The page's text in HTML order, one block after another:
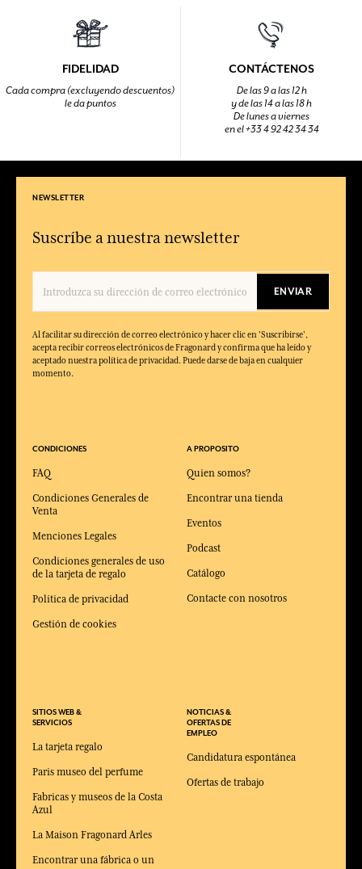
FIDELIDAD
Cada compra (excluyendo descuentos)
le da puntos
CONTÁCTENOS
De las 9 a las 12 h
y de las 14 a las 18 h
De lunes a viernes
en el +33 4 92 42 34 34
NEWSLETTER
Suscríbe a nuestra newsletter
ENVIAR
Al facilitar su dirección de correo electrónico y hacer clic en 'Suscribirse',
acepta recibir correos electrónicos de Fragonard y confirma que ha leído y
aceptado nuestra política de privacidad. Puede darse de baja en cualquier
momento.
CONDICIONES
FAQ
Condiciones Generales de
Venta
Menciones Legales
Condiciones generales de uso
de la tarjeta de regalo
Política de privacidad
Gestión de cookies
SITIOS WEB &
SERVICIOS
La tarjeta regalo
Paris museo del perfume
Fabricas y museos de la Costa
Azul
La Maison Fragonard Arles
Encontrar una fábrica o un
A PROPOSITO
Quien somos?
Encontrar una tienda
Eventos
Podcast
Catálogo
Contacte con nosotros
NOTICIAS &
OFERTAS DE
EMPLEO
Candidatura espontánea
Ofertas de trabajo